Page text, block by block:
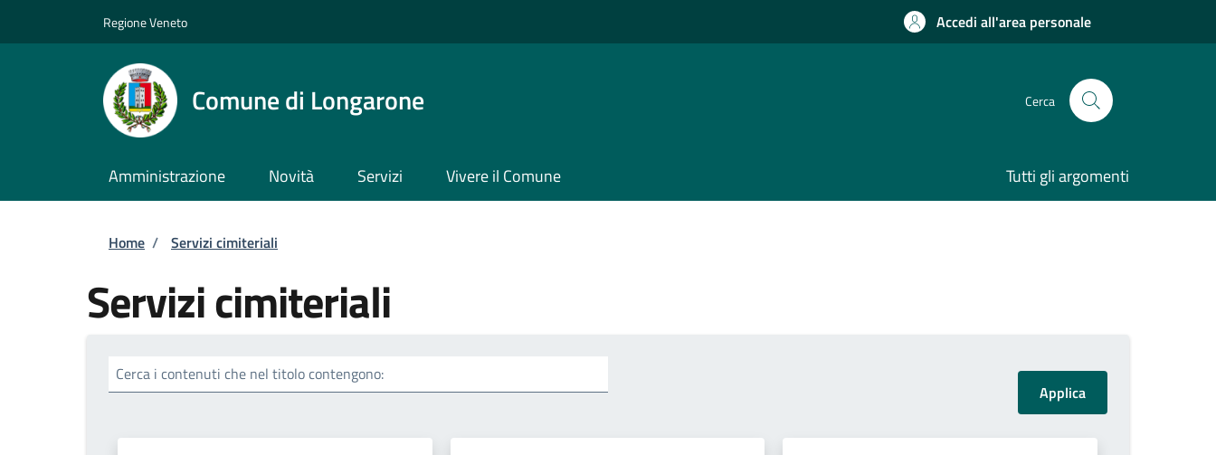
Regione Veneto Accedi all'area personale
Comune di Longarone Cerca
Amministrazione Novità Servizi Vivere il Comune Tutti gli argomenti
Briciole di pane
Home / Servizi cimiteriali
Servizi cimiteriali
Cerca i contenuti che nel titolo contengono: